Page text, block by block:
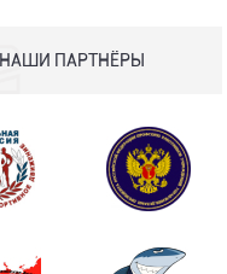
НАШИ ПАРТНЁРЫ